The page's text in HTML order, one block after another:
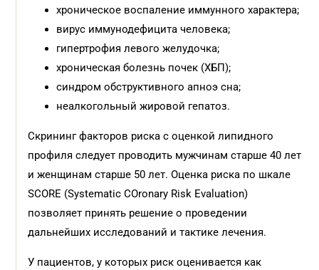
хроническое воспаление иммунного характера;
вирус иммунодефицита человека;
гипертрофия левого желудочка;
хроническая болезнь почек (ХБП);
синдром обструктивного апноэ сна;
неалкогольный жировой гепатоз.
Скрининг факторов риска с оценкой липидного
профиля следует проводить мужчинам старше 40 лет
и женщинам старше 50 лет. Оценка риска по шкале
SCORE (Systematic COronary Risk Evaluation)
позволяет принять решение о проведении
дальнейших исследований и тактике лечения.
У пациентов, у которых риск оценивается как